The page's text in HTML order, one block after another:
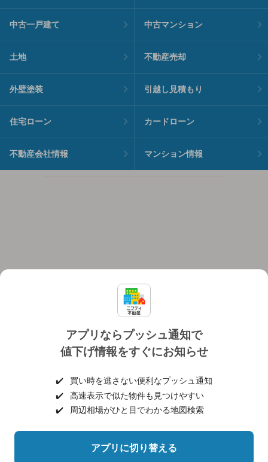
アプリならプッシュ通知で
値下げ情報をすぐにお知らせ
✔️
買い時を逃さない便利なプッシュ通知
✔️
高速表示で似た物件も見つけやすい
✔️
周辺相場がひと目でわかる地図検索
アプリに切り替える
中古一戸建て 中古マンション
土地 不動産売却
外壁塗装 引越し見積もり
住宅ローン カードローン
不動産会社情報 マンション情報
個人情報保護ポリシー 利用規約
ヘルプ・お問い合わせ 採用情報
©NIFTY Lifestyle Co., Ltd.